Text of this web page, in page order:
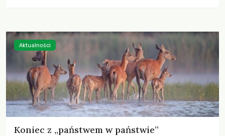
Koniec z „państwem w państwie”
Aktualności